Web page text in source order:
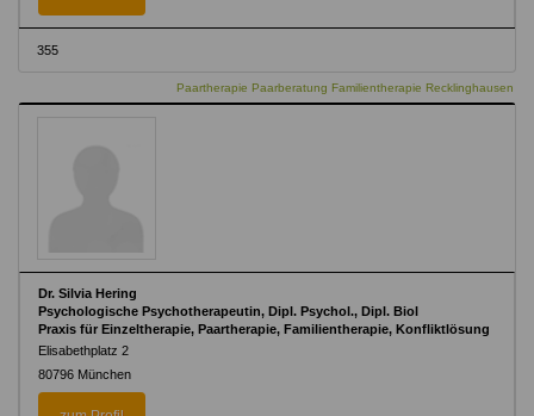
355
Paartherapie Paarberatung Familientherapie Recklinghausen
Dr. Silvia Hering
Psychologische Psychotherapeutin, Dipl. Psychol., Dipl. Biol
Praxis für Einzeltherapie, Paartherapie, Familientherapie, Konfliktlösung
Elisabethplatz 2
80796 München